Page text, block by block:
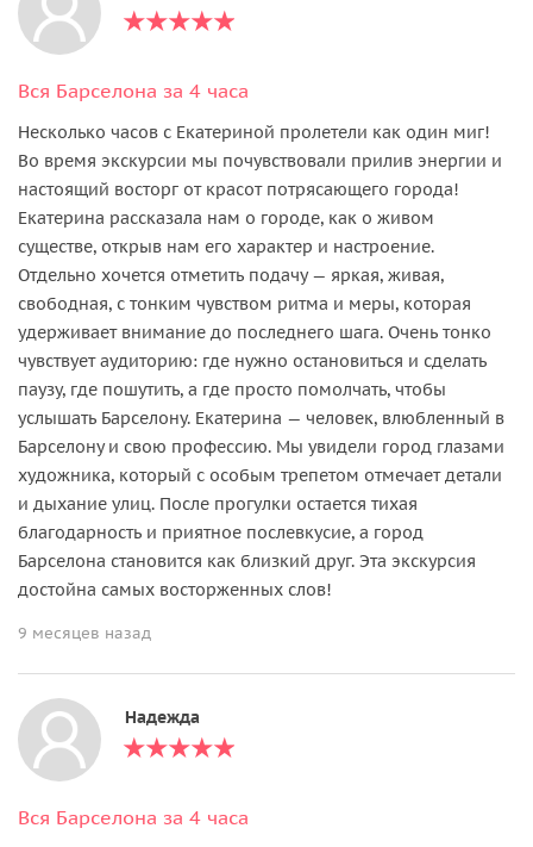
Вся Барселона за 4 часа
Несколько часов с Екатериной пролетели как один миг!
Во время экскурсии мы почувствовали прилив энергии и
настоящий восторг от красот потрясающего города!
Екатерина рассказала нам о городе, как о живом
существе, открыв нам его характер и настроение.
Отдельно хочется отметить подачу — яркая, живая,
свободная, с тонким чувством ритма и меры, которая
удерживает внимание до последнего шага. Очень тонко
чувствует аудиторию: где нужно остановиться и сделать
паузу, где пошутить, а где просто помолчать, чтобы
услышать Барселону. Екатерина — человек, влюбленный в
Барселону и свою профессию. Мы увидели город глазами
художника, который с особым трепетом отмечает детали
и дыхание улиц. После прогулки остается тихая
благодарность и приятное послевкусие, а город
Барселона становится как близкий друг. Эта экскурсия
достойна самых восторженных слов!
9 месяцев назад
Надежда
Вся Барселона за 4 часа